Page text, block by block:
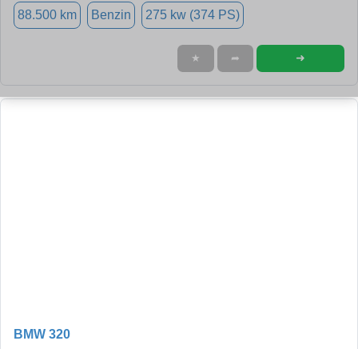
88.500 km Benzin 275 kw (374 PS)
★ ➦ ➜
BMW 320